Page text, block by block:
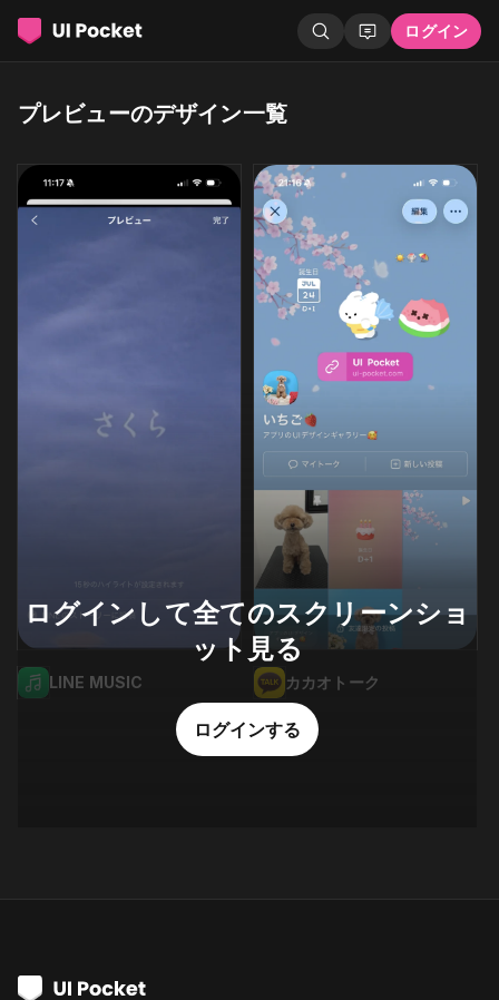
ログイン
プレビューのデザイン一覧
LINE MUSIC カカオトーク
ログインして全てのスクリーンショ
ット見る
ログインする